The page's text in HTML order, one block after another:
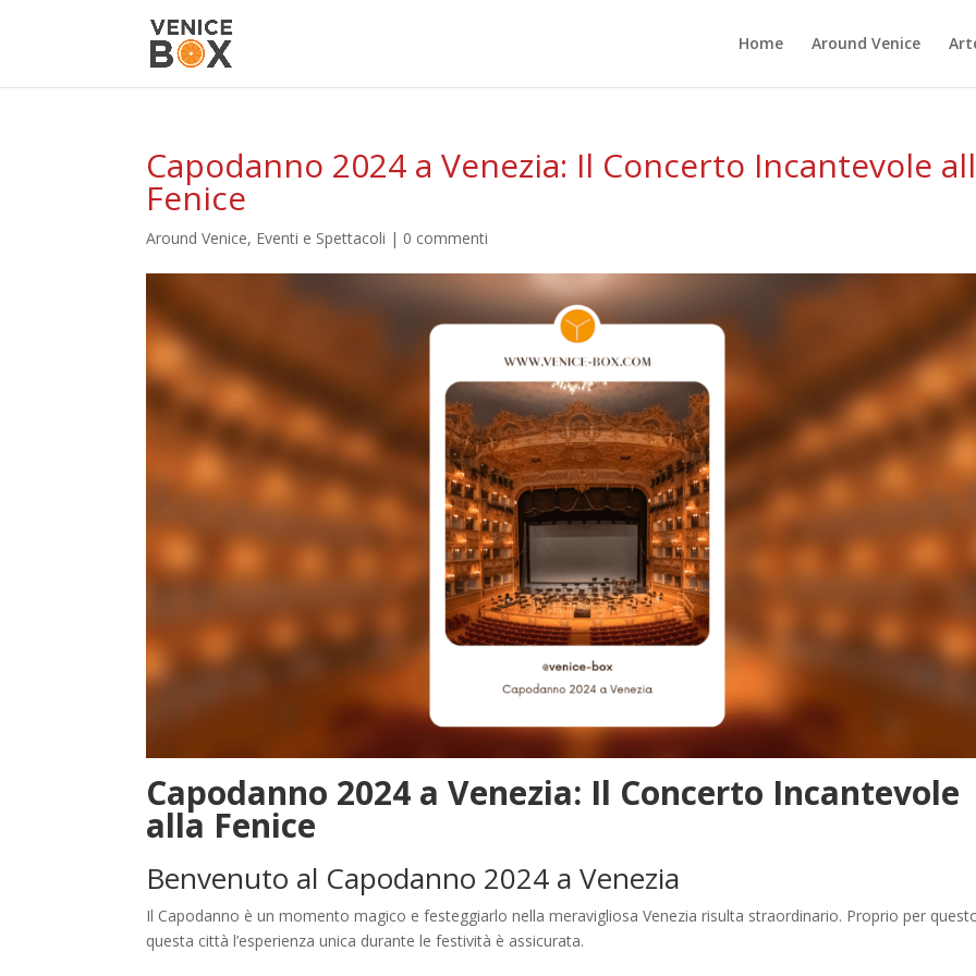
Home Around Venice
Capodanno 2024 a Venezia: Il Concerto Incantevole
Fenice
Around Venice, Eventi e Spettacoli | 0 commenti
Capodanno 2024 a Venezia: Il Concerto Incantevole
alla Fenice
Benvenuto al Capodanno 2024 a Venezia
Il Capodanno è un momento magico e festeggiarlo nella meravigliosa Venezia risulta straordinario. Proprio per
questa città l’esperienza unica durante le festività è assicurata.